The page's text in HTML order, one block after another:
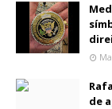
de